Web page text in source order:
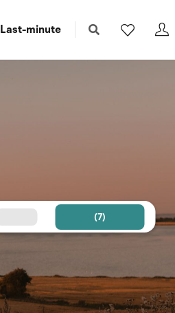
Last-minute
(7)